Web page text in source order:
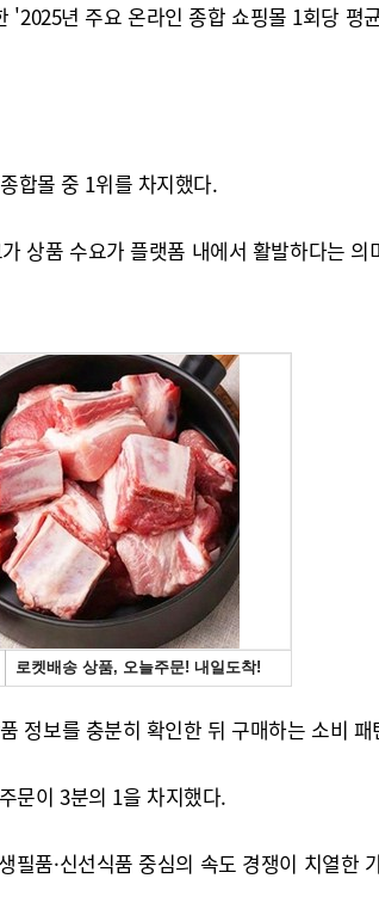
년 주요 온라인 종합 쇼핑몰 1회당
합몰 중 1위를 차지했다.
상품 수요가 플랫폼 내에서 활발하다는
정보를 충분히 확인한 뒤 구매하는 소비
문이 3분의 1을 차지했다.
품·신선식품 중심의 속도 경쟁이 치열